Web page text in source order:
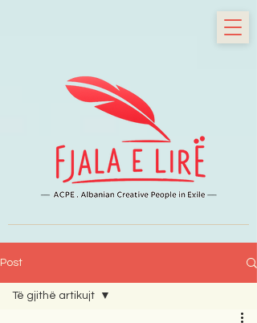
Post
Të gjithë artikujt